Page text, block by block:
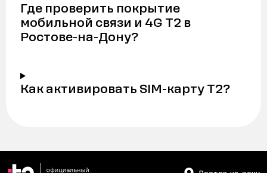
Где проверить покрытие
мобильной связи и 4G Т2 в
Ростове-на-Дону?
Как активировать SIM-карту Т2?